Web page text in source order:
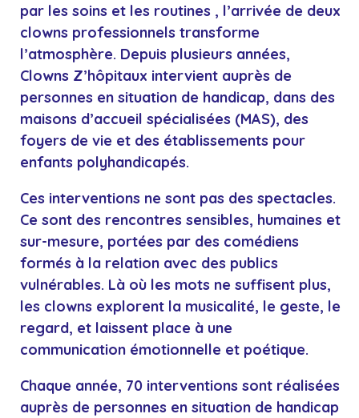
par les soins et les routines , l’arrivée de deux
clowns professionnels transforme
l’atmosphère. Depuis plusieurs années,
Clowns Z’hôpitaux intervient auprès de
personnes en situation de handicap, dans des
maisons d’accueil spécialisées (MAS), des
foyers de vie et des établissements pour
enfants polyhandicapés.
Ces interventions ne sont pas des spectacles.
Ce sont des rencontres sensibles, humaines et
sur-mesure, portées par des comédiens
formés à la relation avec des publics
vulnérables. Là où les mots ne suffisent plus,
les clowns explorent la musicalité, le geste, le
regard, et laissent place à une
communication émotionnelle et poétique.
Chaque année, 70 interventions sont réalisées
auprès de personnes en situation de handicap